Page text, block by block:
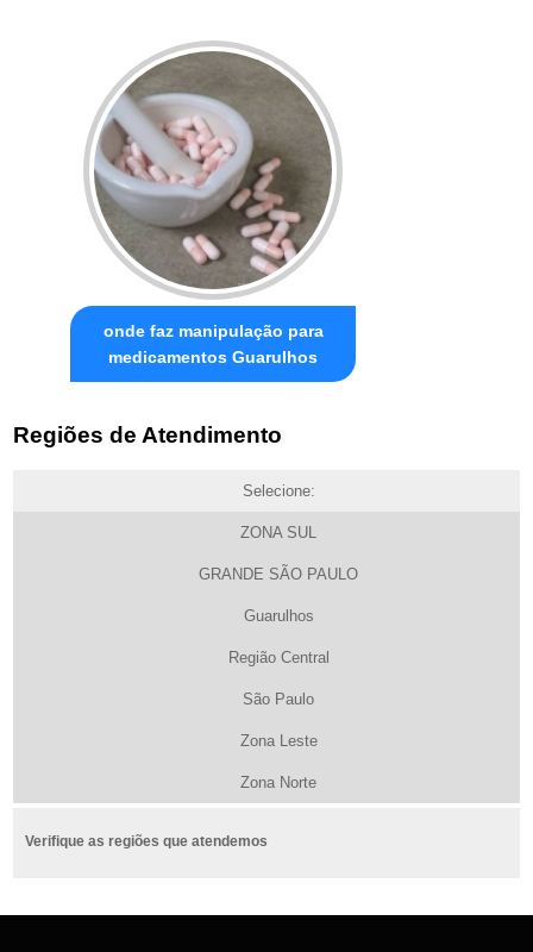
onde faz manipulação para
medicamentos Guarulhos
Regiões de Atendimento
Selecione:
ZONA SUL
GRANDE SÃO PAULO
Guarulhos
Região Central
São Paulo
Zona Leste
Zona Norte
Verifique as regiões que atendemos